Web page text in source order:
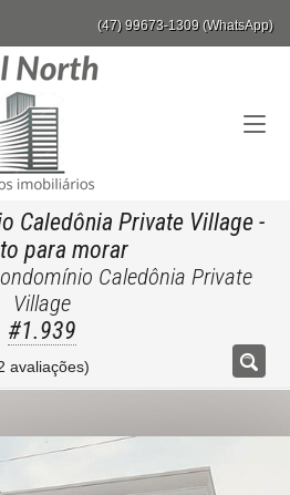
(47) 99673-1309 (WhatsApp)
Caledônia Private Village-
para morar
Caledônia Private
Village
#1.939
avaliações)